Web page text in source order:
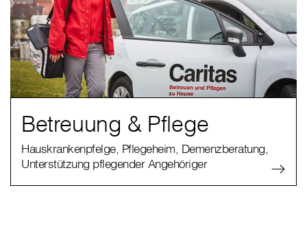
Betreuung & Pflege
Hauskrankenpfelge, Pflegeheim, Demenzberatung,
Unterstützung pflegender Angehöriger